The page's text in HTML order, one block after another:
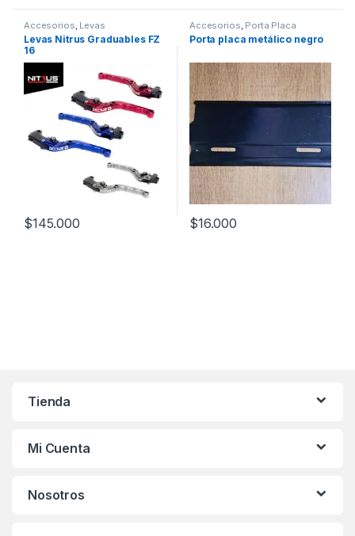
Accesorios Levas
Levas Nitrus Graduables FZ
16
$145.000
Accesorios Porta Placa
Porta placa metálico negro
$16.000
Tienda
Mi Cuenta
Nosotros